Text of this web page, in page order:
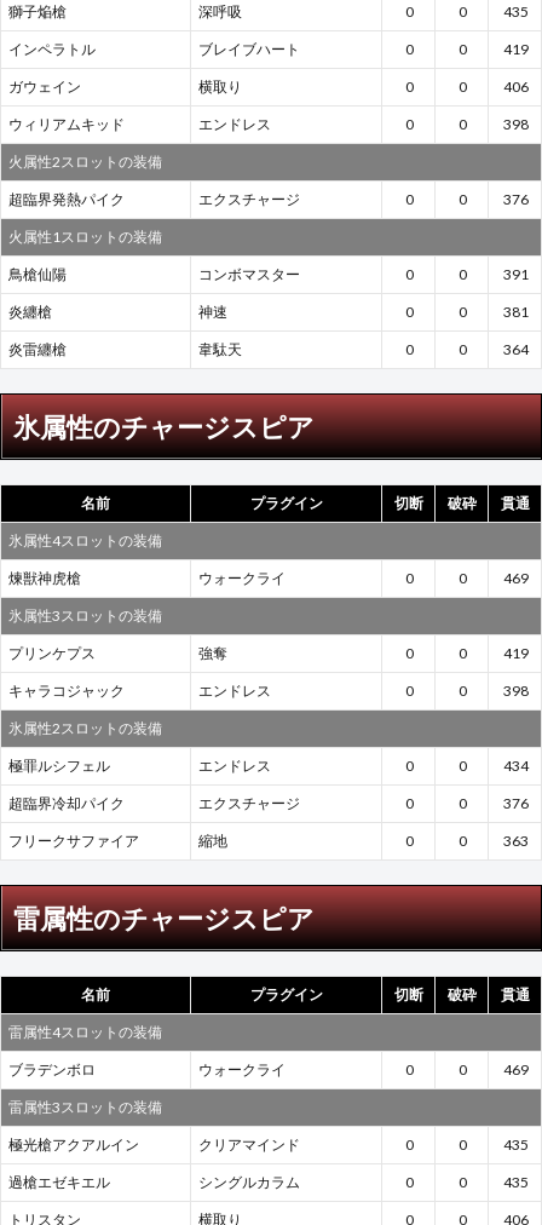
獅子焔槍 深呼吸 0 0 435
インペラトル ブレイブハート 0 0 419
ガウェイン 横取り 0 0 406
ウィリアムキッド エンドレス 0 0 398
火属性2スロットの装備
超臨界発熱パイク エクスチャージ 0 0 376
火属性1スロットの装備
鳥槍仙陽 コンボマスター 0 0 391
炎纏槍 神速 0 0 381
炎雷纏槍 韋駄天 0 0 364
氷属性のチャージスピア
名前 プラグイン 切断 破砕 貫通
氷属性4スロットの装備
煉獣神虎槍 ウォークライ 0 0 469
氷属性3スロットの装備
プリンケプス 強奪 0 0 419
キャラコジャック エンドレス 0 0 398
氷属性2スロットの装備
極罪ルシフェル エンドレス 0 0 434
超臨界冷却パイク エクスチャージ 0 0 376
フリークサファイア 縮地 0 0 363
雷属性のチャージスピア
名前 プラグイン 切断 破砕 貫通
雷属性4スロットの装備
ブラデンボロ ウォークライ 0 0 469
雷属性3スロットの装備
極光槍アクアルイン クリアマインド 0 0 435
過槍エゼキエル シングルカラム 0 0 435
トリスタン 横取り 0 0 406